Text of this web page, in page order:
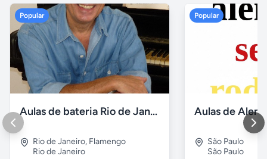
Popular
Aulas de bateria Rio de Janeiro
Rio de Janeiro, Flamengo
Rio de Janeiro
Popular
São Paulo
São Paulo